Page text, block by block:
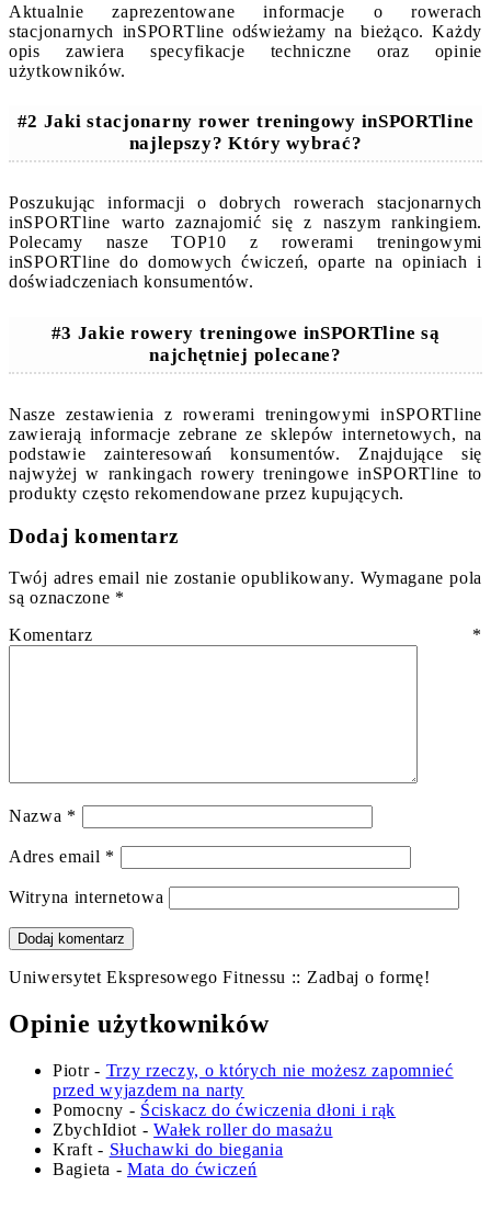
Aktualnie zaprezentowane informacje o rowerach
stacjonarnych inSPORTline odświeżamy na bieżąco. Każdy
opis zawiera specyfikacje techniczne oraz opinie
użytkowników.
#2 Jaki stacjonarny rower treningowy inSPORTline
najlepszy? Który wybrać?
Poszukując informacji o dobrych rowerach stacjonarnych
inSPORTline warto zaznajomić się z naszym rankingiem.
Polecamy nasze TOP10 z rowerami treningowymi
inSPORTline do domowych ćwiczeń, oparte na opiniach i
doświadczeniach konsumentów.
#3 Jakie rowery treningowe inSPORTline są
najchętniej polecane?
Nasze zestawienia z rowerami treningowymi inSPORTline
zawierają informacje zebrane ze sklepów internetowych, na
podstawie zainteresowań konsumentów. Znajdujące się
najwyżej w rankingach rowery treningowe inSPORTline to
produkty często rekomendowane przez kupujących.
Dodaj komentarz
Twój adres email nie zostanie opublikowany. Wymagane pola
są oznaczone *
Komentarz *
Nazwa *
Adres email *
Witryna internetowa
Uniwersytet Ekspresowego Fitnessu :: Zadbaj o formę!
Opinie użytkowników
Piotr- Trzy rzeczy, o których nie możesz zapomnieć
przed wyjazdem na narty
Pomocny - Ściskacz do ćwiczenia dłoni i rąk
ZbychIdiot -Wałek roller do masażu
Kraft - Słuchawki do biegania
Bagieta -Mata do ćwiczeń